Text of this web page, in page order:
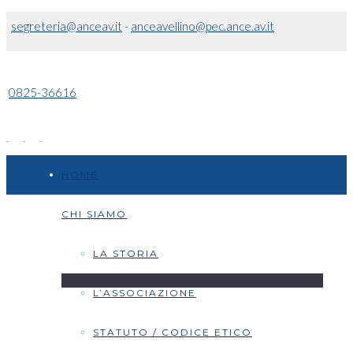
segreteria@anceav.it- anceavellino@pec.ance.av.it
0825-36616
CHI SIAMO
LA STORIA
L’ASSOCIAZIONE
STATUTO / CODICE ETICO